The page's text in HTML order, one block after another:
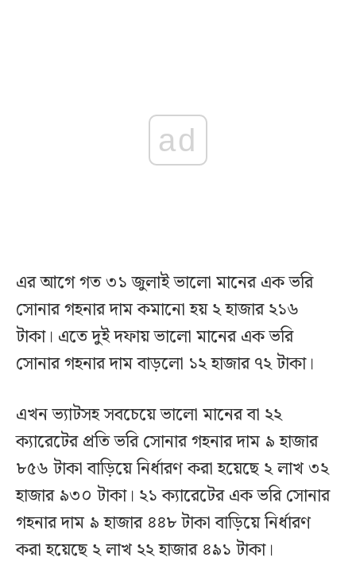
ad
এর আগে গত ৩১ জুলাই ভালো মানের এক ভরি
সোনার গহনার দাম কমানো হয় ২ হাজার ২১৬
টাকা। এতে দুই দফায় ভালো মানের এক ভরি
সোনার গহনার দাম বাড়লো ১২ হাজার ৭২ টাকা।
এখন ভ্যাটসহ সবচেয়ে ভালো মানের বা ২২
ক্যারেটের প্রতি ভরি সোনার গহনার দাম ৯ হাজার
৮৫৬ টাকা বাড়িয়ে নির্ধারণ করা হয়েছে ২ লাখ ৩২
হাজার ৯৩০ টাকা। ২১ ক্যারেটের এক ভরি সোনার
গহনার দাম ৯ হাজার ৪৪৮ টাকা বাড়িয়ে নির্ধারণ
করা হয়েছে ২ লাখ ২২ হাজার ৪৯১ টাকা।